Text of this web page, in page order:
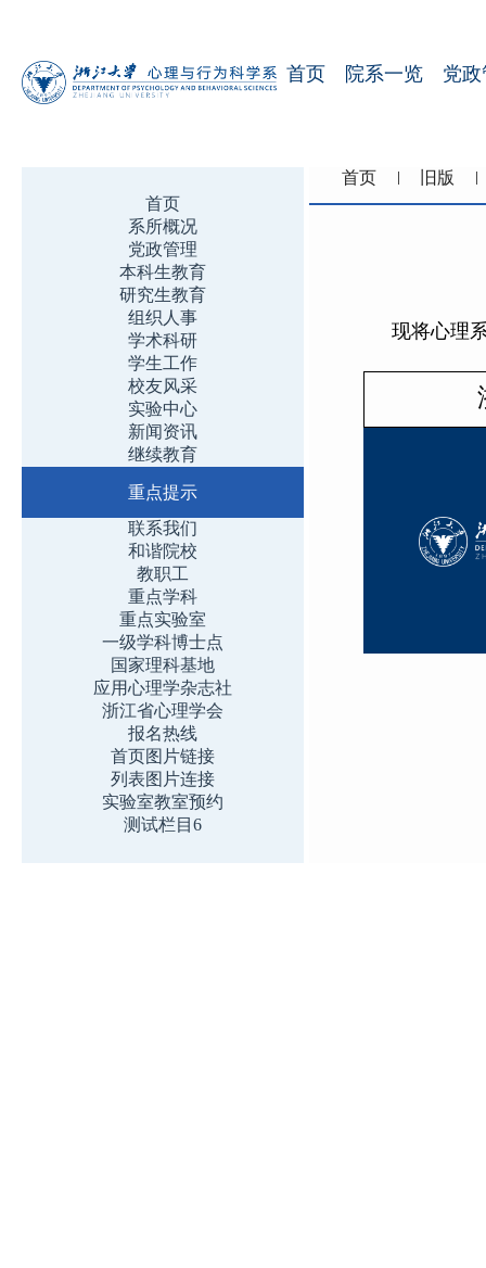
首页 院系一览 党
首页
系所概况
党政管理
本科生教育
研究生教育
组织人事
学术科研
学生工作
校友风采
实验中心
新闻资讯
继续教育
重点提示
联系我们
和谐院校
教职工
重点学科
重点实验室
一级学科博士点
国家理科基地
应用心理学杂志社
浙江省心理学会
报名热线
首页图片链接
列表图片连接
实验室教室预约
测试栏目6
首页 旧版
现将心理系